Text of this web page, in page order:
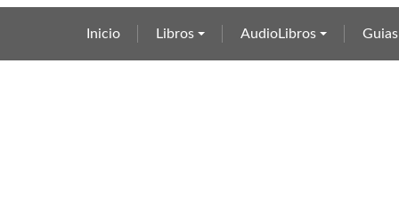
Inicio Libros AudioLibros